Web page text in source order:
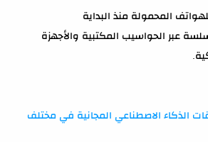
المحمولة منذ البداية
عبر الحواسيب المكتبية والأجهزة
الذكاء الاصطناعي المجانية في مختلف